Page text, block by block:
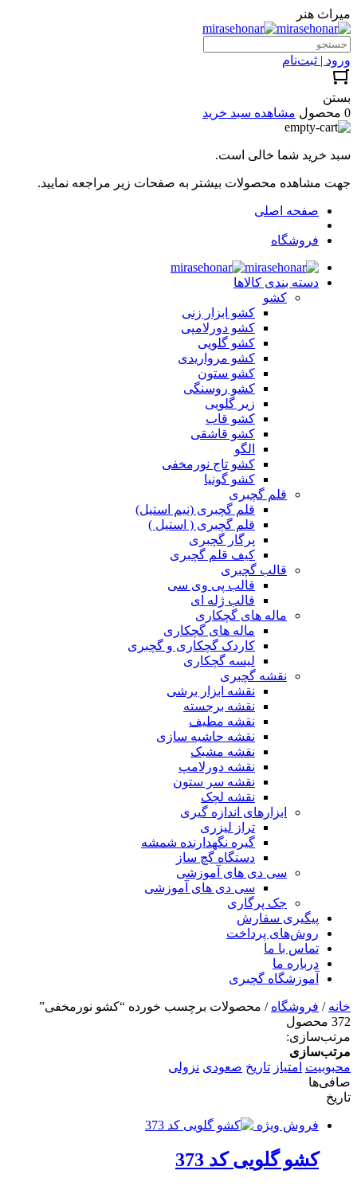
میراث هنر
ورود | ثبت‌نام
بستن
0 محصول
مشاهده سبد خرید
سبد خرید شما خالی است.
جهت مشاهده محصولات بیشتر به صفحات زیر مراجعه نمایید.
صفحه اصلی
فروشگاه
دسته بندی کالاها
کشو
کشو ابزار زنی
کشو دورلامپی
کشو گلویی
کشو مرواریدی
کشو ستون
کشو روسنگی
زیر گلویی
کشو قاب
کشو قاشقی
الگو
کشو تاج نورمخفی
کشو گونیا
قلم گچبری
قلم گچبری (نیم استیل)
قلم گچبری ( استیل )
پرگار گچبری
کیف قلم گچبری
قالب گچبری
قالب پی وی سی
قالب ژله ای
ماله های گچکاری
ماله های گچکاری
کاردک گچکاری و گچبری
لیسه گچکاری
نقشه گچبری
نقشه ابزار برشی
نقشه برجسته
نقشه مطیف
نقشه حاشیه سازی
نقشه مشبک
نقشه دورلامپ
نقشه سر ستون
نقشه لچک
ابزارهای اندازه گیری
تراز لیزری
گیره نگهدارنده شمشه
دستگاه گچ ساز
سی دی های آموزشی
سی دی های آموزشی
جک پرگاری
پیگیری سفارش
روش‌های پرداخت
تماس با ما
درباره ما
آموزشگاه گچبری
خانه / فروشگاه / محصولات برچسب خورده “کشو نورمخفی”
372 محصول
مرتب‌سازی:
مرتب‌سازی
محبوبیت امتیاز تاریخ صعودی نزولی
صافی‌ها
تاریخ
فروش ویژه
کشو گلویی کد 373